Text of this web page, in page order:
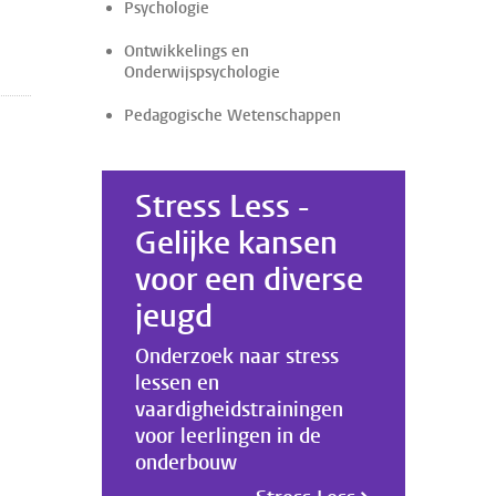
Psychologie
Ontwikkelings en
Onderwijspsychologie
Pedagogische Wetenschappen
Stress Less -
Gelijke kansen
voor een diverse
jeugd
Onderzoek naar stress
lessen en
vaardigheidstrainingen
voor leerlingen in de
onderbouw